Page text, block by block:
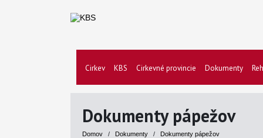
Cirkev KBS Cirkevné provincie Dokumenty
Dokumenty pápežov
Domov / Dokumenty / Dokumenty pápežov